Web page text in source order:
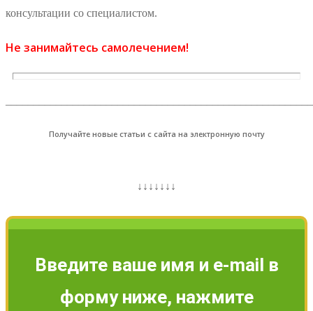
консультации со специалистом.
Не занимайтесь самолечением!
Получайте новые статьи с сайта на электронную почту
↓↓↓↓↓↓↓
Введите ваше имя и e-mail в
форму ниже, нажмите